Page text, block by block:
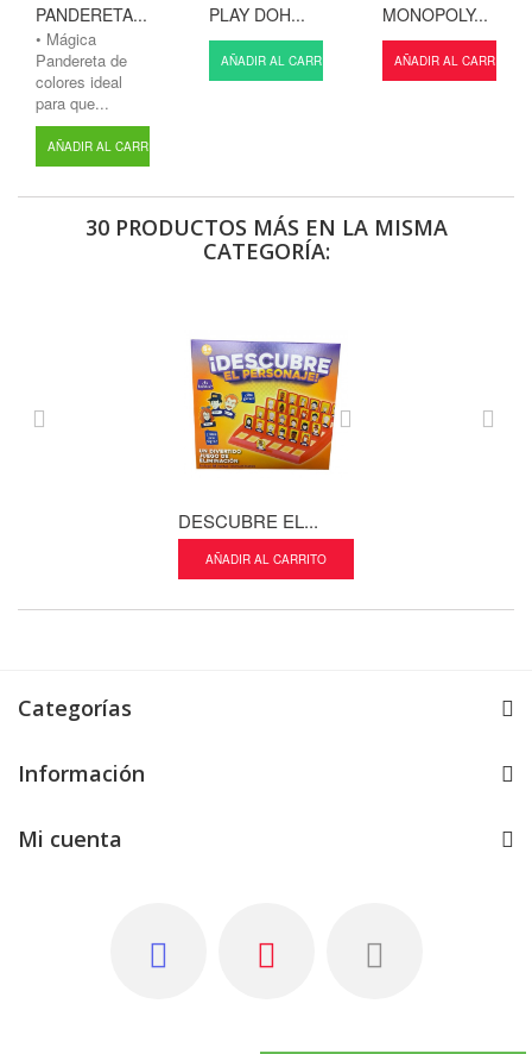
PANDERETA...
• Mágica
Pandereta de
colores ideal
para que...
AÑADIR AL CARRITO
PLAY DOH...
AÑADIR AL CARRITO
MONOPOLY...
AÑADIR AL CARRITO
30 PRODUCTOS MÁS EN LA MISMA
CATEGORÍA:
DESCUBRE EL...
AÑADIR AL CARRITO
Categorías
Información
Mi cuenta